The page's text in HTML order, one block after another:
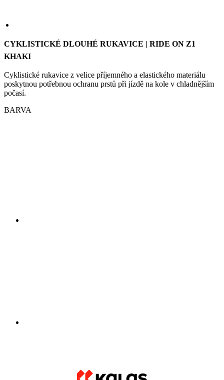
poskytnou potřebnou ochranu prstů při jízdě na kole v chladnějším